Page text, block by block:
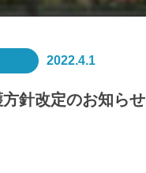
2022.4.1
針改定のお知らせ